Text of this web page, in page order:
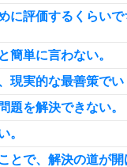
に評価するくらいで
簡単に言わない。
現実的な最善策でい
題を解決できない。
。
とで、解決の道が開